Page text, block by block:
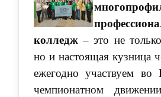
колледж – это не
но и настоящая кузница
ежегодно участвуем во
чемпионатном